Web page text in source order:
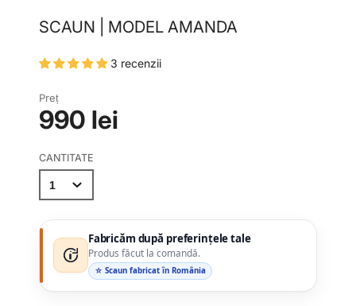
SCAUN | MODEL AMANDA
3 recenzii
Preț
990 lei
CANTITATE
Fabricăm după preferințele tale
Produs făcut la comandă.
☆ Scaun fabricat în România